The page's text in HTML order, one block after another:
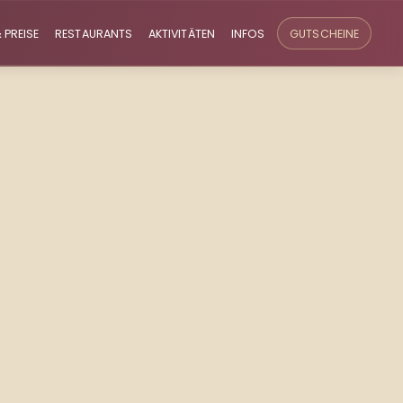
RESTAURANTS AKTIVITÄTEN INFOS GUTSCHEINE